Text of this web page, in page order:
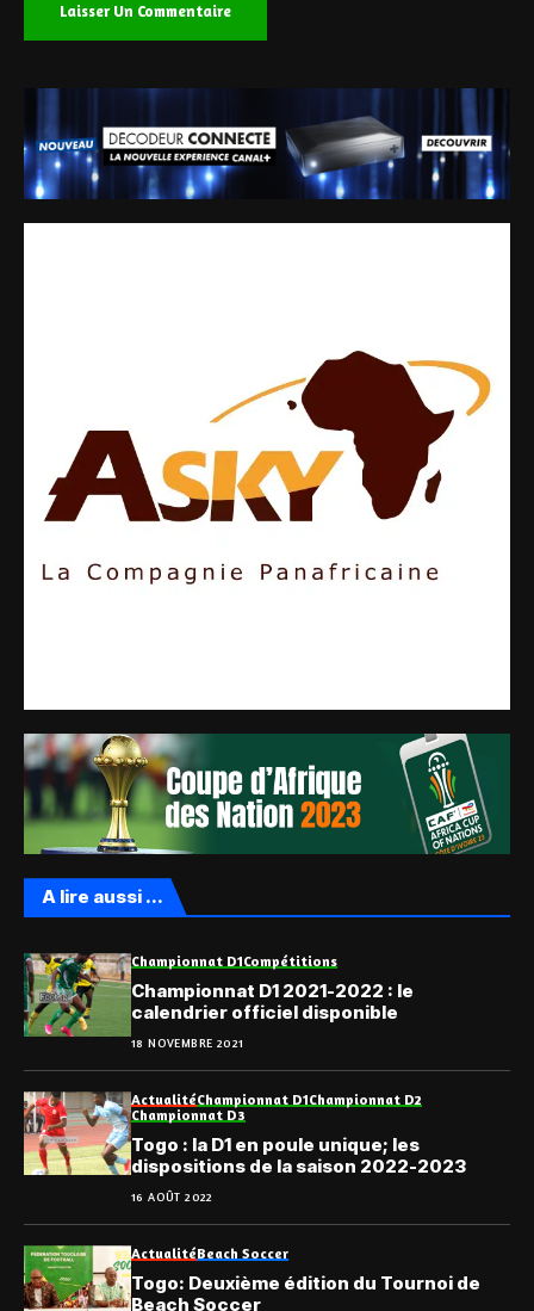
A lire aussi ...
Championnat D1Compétitions
Championnat D1 2021-2022 : le
calendrier officiel disponible
18 NOVEMBRE 2021
ActualitéChampionnat D1Championnat D2
Championnat D3
Togo : la D1 en poule unique; les
dispositions de la saison 2022-2023
16 AOÛT 2022
ActualitéBeach Soccer
Togo: Deuxième édition du Tournoi de
Beach Soccer